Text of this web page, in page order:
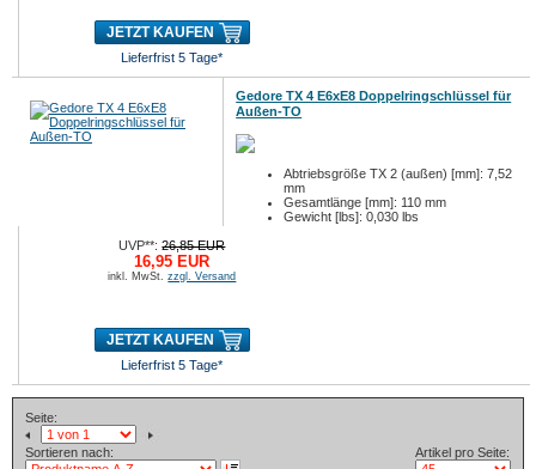
JETZT KAUFEN
Lieferfrist 5 Tage*
Gedore TX 4 E6xE8 Doppelringschlüssel für
Außen-TO
Abtriebsgröße TX 2 (außen) [mm]: 7,52
mm
Gesamtlänge [mm]: 110 mm
Gewicht [lbs]: 0,030 lbs
UVP**:26,85 EUR
16,95 EUR
inkl. MwSt.zzgl. Versand
JETZT KAUFEN
Lieferfrist 5 Tage*
Seite:
Sortieren nach: Artikel pro Seite: